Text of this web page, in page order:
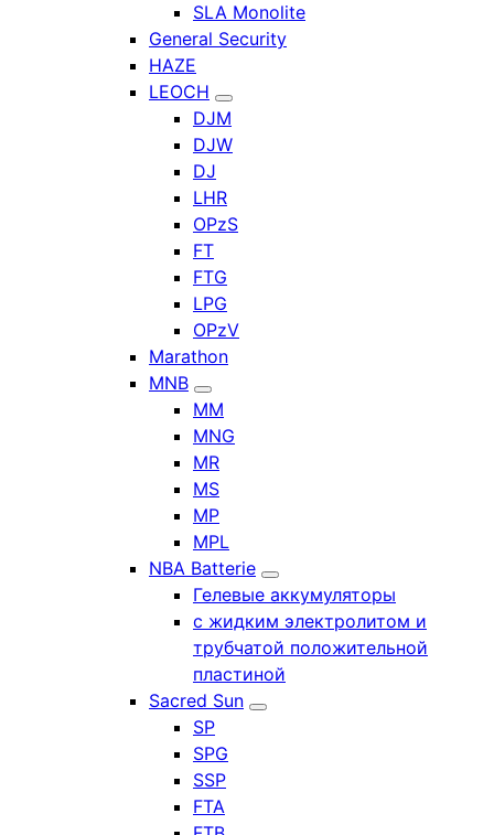
SLA Monolite
General Security
HAZE
LEOCH
DJM
DJW
DJ
LHR
OPzS
FT
FTG
LPG
OPzV
Marathon
MNB
MM
MNG
MR
MS
MP
MPL
NBA Batterie
Гелевые аккумуляторы
с жидким электролитом и
трубчатой положительной
пластиной
Sacred Sun
SP
SPG
SSP
FTA